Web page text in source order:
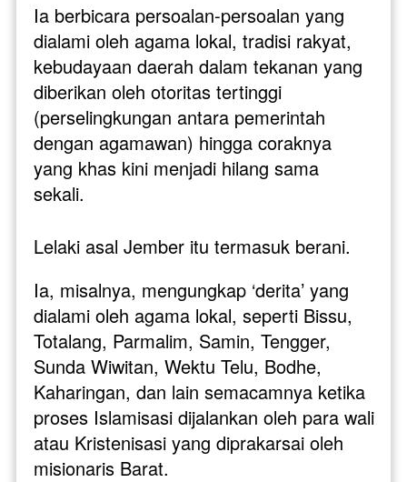
Ia berbicara persoalan-persoalan yang
dialami oleh agama lokal, tradisi rakyat,
kebudayaan daerah dalam tekanan yang
diberikan oleh otoritas tertinggi
(perselingkungan antara pemerintah
dengan agamawan) hingga coraknya
yang khas kini menjadi hilang sama
sekali.
Lelaki asal Jember itu termasuk berani.
Ia, misalnya, mengungkap ‘derita’ yang
dialami oleh agama lokal, seperti Bissu,
Totalang, Parmalim, Samin, Tengger,
Sunda Wiwitan, Wektu Telu, Bodhe,
Kaharingan, dan lain semacamnya ketika
proses Islamisasi dijalankan oleh para wali
atau Kristenisasi yang diprakarsai oleh
misionaris Barat.